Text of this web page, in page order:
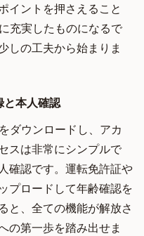
イントを押さえること
充実したものになるで
しの工夫から始まりま
と本人確認
ダウンロードし、アカ
スは非常にシンプルで
確認です。運転免許証や
プロードして年齢確認を
と、全ての機能が解放さ
の第一歩を踏み出せま